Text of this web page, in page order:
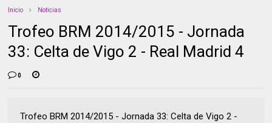
Inicio Noticias
Trofeo BRM 2014/2015 - Jornada
33: Celta de Vigo 2 - Real Madrid 4
0
Trofeo BRM 2014/2015 - Jornada 33: Celta de Vigo 2 -